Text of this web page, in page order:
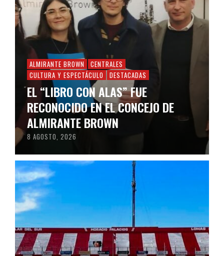
ALMIRANTE BROWN
CENTRALES
CULTURA Y ESPECTÁCULO
DESTACADAS
EL “LIBRO CON ALAS” FUE
RECONOCIDO EN EL CONCEJO DE
ALMIRANTE BROWN
8 AGOSTO, 2026